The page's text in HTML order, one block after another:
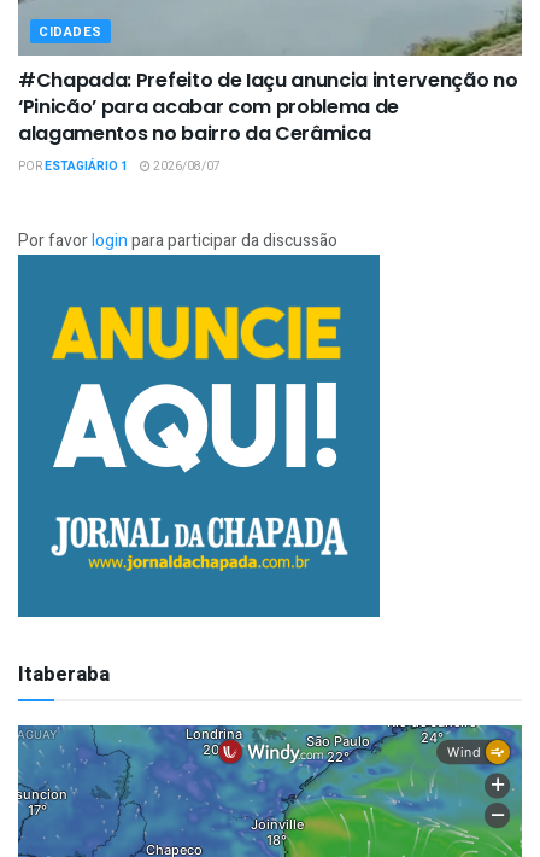
CIDADES
#Chapada: Prefeito de Iaçu anuncia intervenção no
‘Pinicão’ para acabar com problema de
alagamentos no bairro da Cerâmica
PORESTAGIÁRIO 1 2026/08/07
Por favorloginpara participar da discussão
Itaberaba